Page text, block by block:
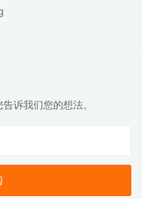
诉我们您的想法。